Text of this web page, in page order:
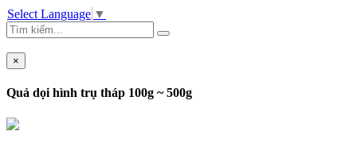
Select Language ▼
×
Quả dọi hình trụ tháp 100g ~ 500g